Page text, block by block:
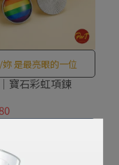
是最亮眼的一位
寶石彩虹項鍊